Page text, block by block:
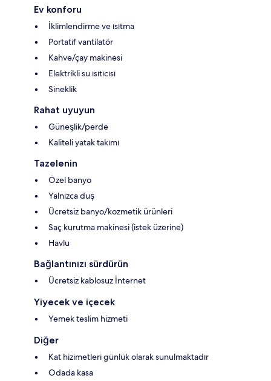
Ev konforu
İklimlendirme ve ısıtma
Portatif vantilatör
Kahve/çay makinesi
Elektrikli su ısıtıcısı
Sineklik
Rahat uyuyun
Güneşlik/perde
Kaliteli yatak takımı
Tazelenin
Özel banyo
Yalnızca duş
Ücretsiz banyo/kozmetik ürünleri
Saç kurutma makinesi (istek üzerine)
Havlu
Bağlantınızı sürdürün
Ücretsiz kablosuz İnternet
Yiyecek ve içecek
Yemek teslim hizmeti
Diğer
Kat hizimetleri günlük olarak sunulmaktadır
Odada kasa